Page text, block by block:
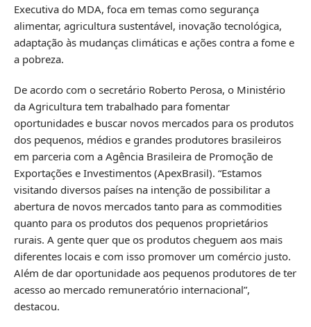
Executiva do MDA, foca em temas como segurança
alimentar, agricultura sustentável, inovação tecnológica,
adaptação às mudanças climáticas e ações contra a fome e
a pobreza.
De acordo com o secretário Roberto Perosa, o Ministério
da Agricultura tem trabalhado para fomentar
oportunidades e buscar novos mercados para os produtos
dos pequenos, médios e grandes produtores brasileiros
em parceria com a Agência Brasileira de Promoção de
Exportações e Investimentos (ApexBrasil). “Estamos
visitando diversos países na intenção de possibilitar a
abertura de novos mercados tanto para as commodities
quanto para os produtos dos pequenos proprietários
rurais. A gente quer que os produtos cheguem aos mais
diferentes locais e com isso promover um comércio justo.
Além de dar oportunidade aos pequenos produtores de ter
acesso ao mercado remuneratório internacional”,
destacou.